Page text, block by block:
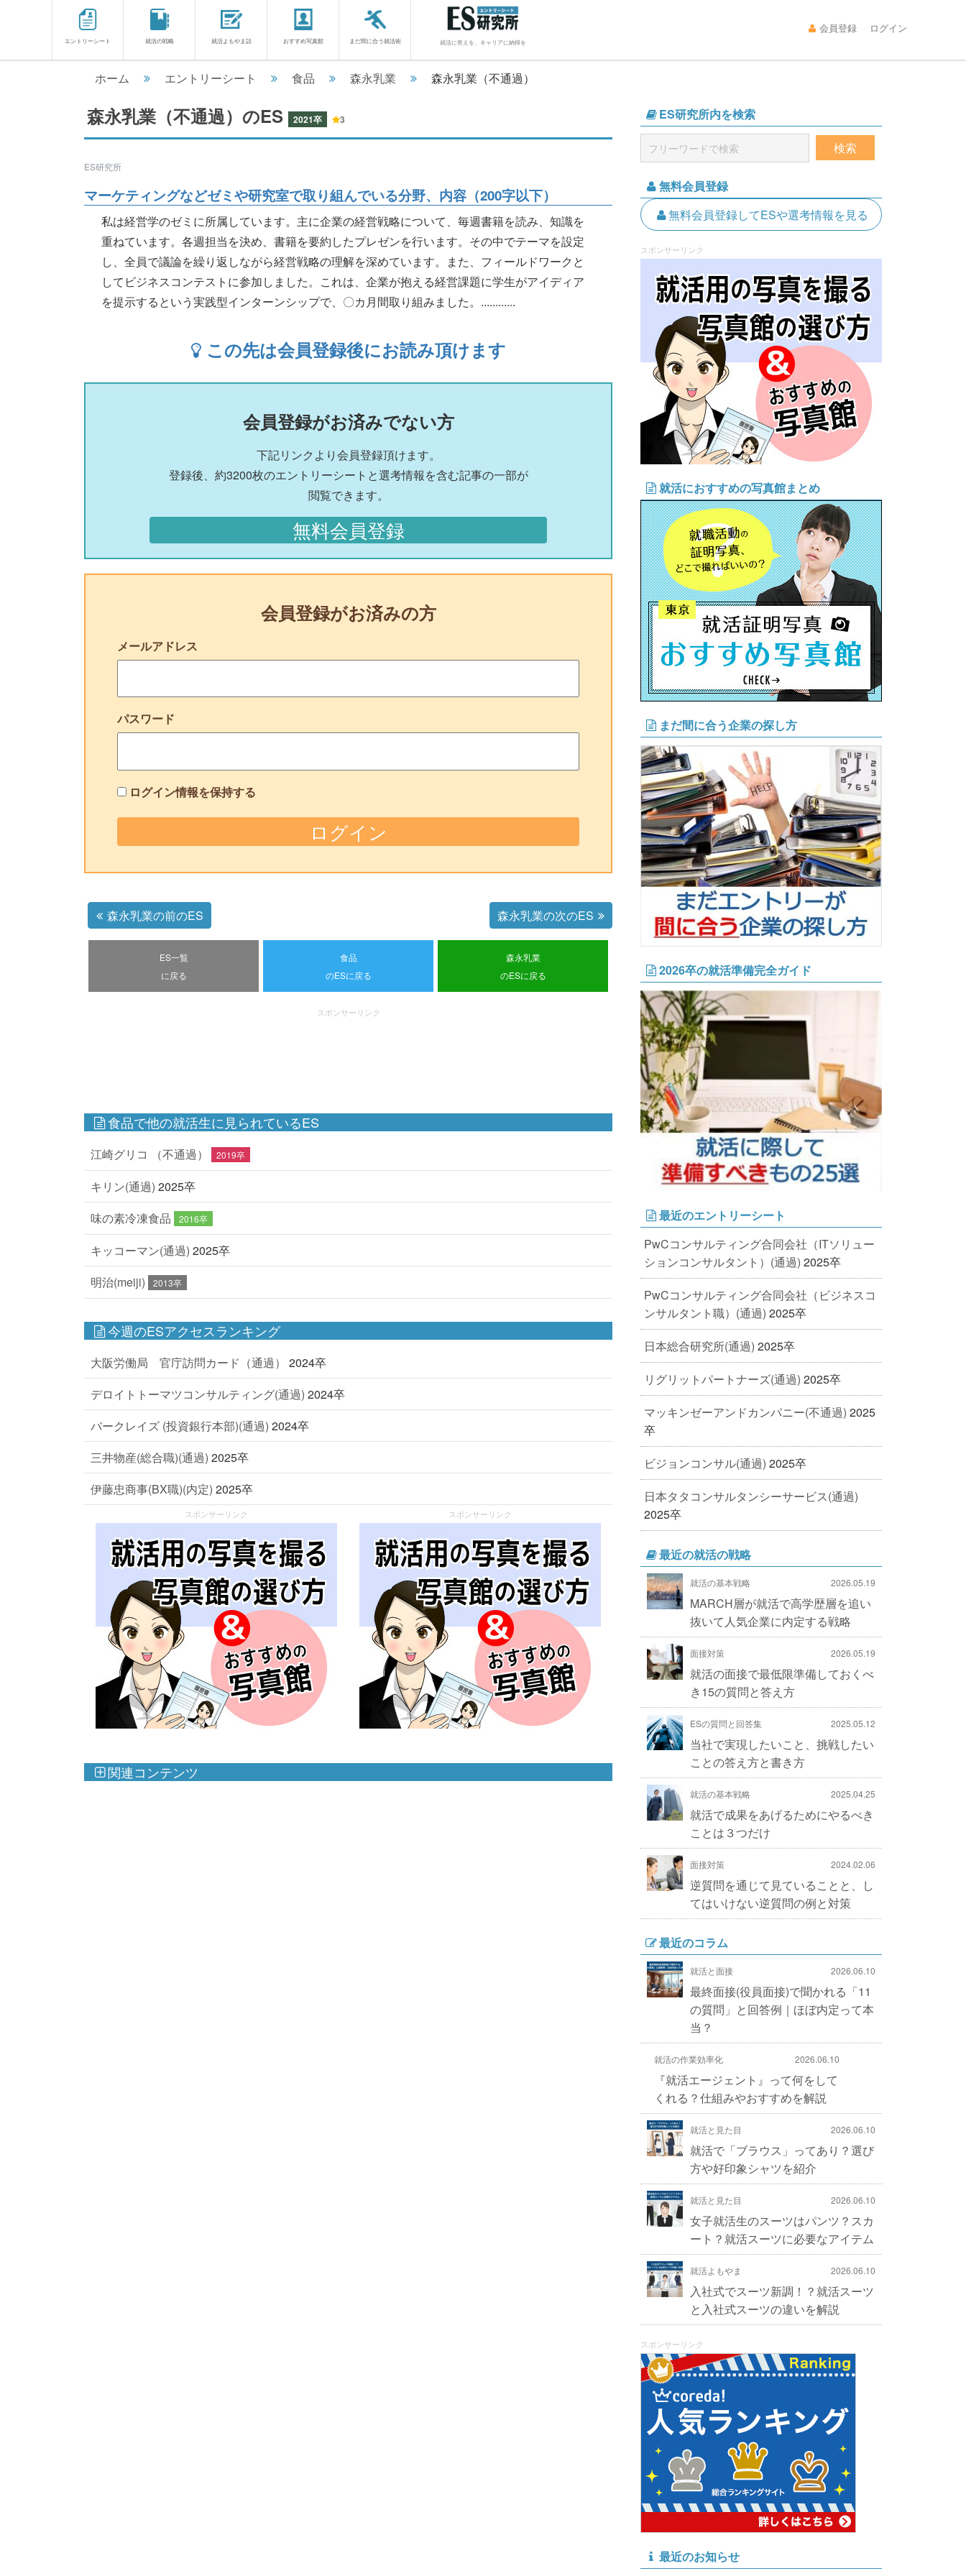
エントリーシート 就活の戦略 就活よもやま話 おすすめ写真館 まだ間に合う就活術 就活に答えを、キャリアに納得を
会員登録 ログイン
ホーム エントリーシート 食品 森永乳業 森永乳業（不通過）
森永乳業（不通過）のES 2021卒 3
ES研究所
マーケティングなどゼミや研究室で取り組んでいる分野、内容（200字以下）
私は経営学のゼミに所属しています。主に企業の経営戦略について、毎週書籍を読み、知識を
重ねています。各週担当を決め、書籍を要約したプレゼンを行います。その中でテーマを設定
し、全員で議論を繰り返しながら経営戦略の理解を深めています。また、フィールドワークと
してビジネスコンテストに参加しました。これは、企業が抱える経営課題に学生がアイディア
を提示するという実践型インターンシップで、〇カ月間取り組みました。............
この先は会員登録後にお読み頂けます
会員登録がお済みでない方
下記リンクより会員登録頂けます。
登録後、約3200枚のエントリーシートと選考情報を含む記事の一部が
閲覧できます。
無料会員登録
会員登録がお済みの方
メールアドレス
パスワード
ログイン情報を保持する
森永乳業の前のES 森永乳業の次のES
ES一覧
に戻る
食品
のESに戻る
森永乳業
のESに戻る
スポンサーリンク
食品で他の就活生に見られているES
江崎グリコ （不通過） 2019卒
キリン(通過) 2025卒
味の素冷凍食品
2016卒
キッコーマン(通過) 2025卒
明治(meiji)
2013卒
今週のESアクセスランキング
大阪労働局 官庁訪問カード（通過）
2024卒
デロイトトーマツコンサルティング(通過) 2024卒
バークレイズ (投資銀行本部)(通過) 2024卒
三井物産(総合職)(通過) 2025卒
伊藤忠商事(BX職)(内定) 2025卒
スポンサーリンク スポンサーリンク
関連コンテンツ
ES研究所内を検索
無料会員登録
無料会員登録してESや選考情報を見る
スポンサーリンク
就活におすすめの写真館まとめ
まだ間に合う企業の探し方
2026卒の就活準備完全ガイド
最近のエントリーシート
PwCコンサルティング合同会社（ITソリュー
ションコンサルタント）(通過) 2025卒
PwCコンサルティング合同会社（ビジネスコ
ンサルタント職）(通過) 2025卒
日本総合研究所(通過) 2025卒
リグリットパートナーズ(通過) 2025卒
マッキンゼーアンドカンパニー(不通過) 2025
卒
ビジョンコンサル(通過) 2025卒
日本タタコンサルタンシーサービス(通過)
2025卒
最近の就活の戦略
就活の基本戦略 2026.05.19
MARCH層が就活で高学歴層を追い
抜いて人気企業に内定する戦略
面接対策 2026.05.19
就活の面接で最低限準備しておくべ
き15の質問と答え方
ESの質問と回答集 2025.05.12
当社で実現したいこと、挑戦したい
ことの答え方と書き方
就活の基本戦略 2025.04.25
就活で成果をあげるためにやるべき
ことは３つだけ
面接対策 2024.02.06
逆質問を通じて見ていることと、し
てはいけない逆質問の例と対策
最近のコラム
就活と面接 2026.06.10
最終面接(役員面接)で聞かれる「11
の質問」と回答例｜ほぼ内定って本
当？
就活の作業効率化 2026.06.10
『就活エージェント』って何をして
くれる？仕組みやおすすめを解説
就活と見た目 2026.06.10
就活で「ブラウス」ってあり？選び
方や好印象シャツを紹介
就活と見た目 2026.06.10
女子就活生のスーツはパンツ？スカ
ート？就活スーツに必要なアイテム
就活よもやま 2026.06.10
入社式でスーツ新調！？就活スーツ
と入社式スーツの違いを解説
スポンサーリンク
最近のお知らせ